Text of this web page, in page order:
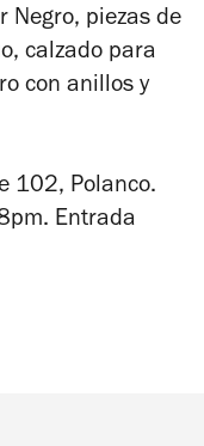
Negro, piezas de
calzado para
con anillos y
102, Polanco.
Entrada